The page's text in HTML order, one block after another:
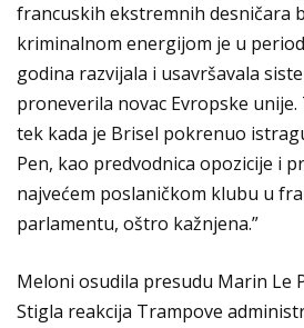
francuskih ekstremnih desničara
kriminalnom energijom je u
godina razvijala i usavršavala
proneverila novac Evropske
tek kada je Brisel pokrenuo
Pen, kao predvodnica opozicije i
najvećem poslaničkom klubu u
parlamentu, oštro kažnjena.”
Meloni osudila presudu Marin Le
Stigla reakcija Trampove